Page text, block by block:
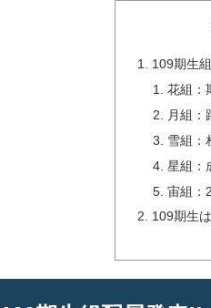
109期生
花組：
月組：
雪組：
星組：
宙組：
109期生